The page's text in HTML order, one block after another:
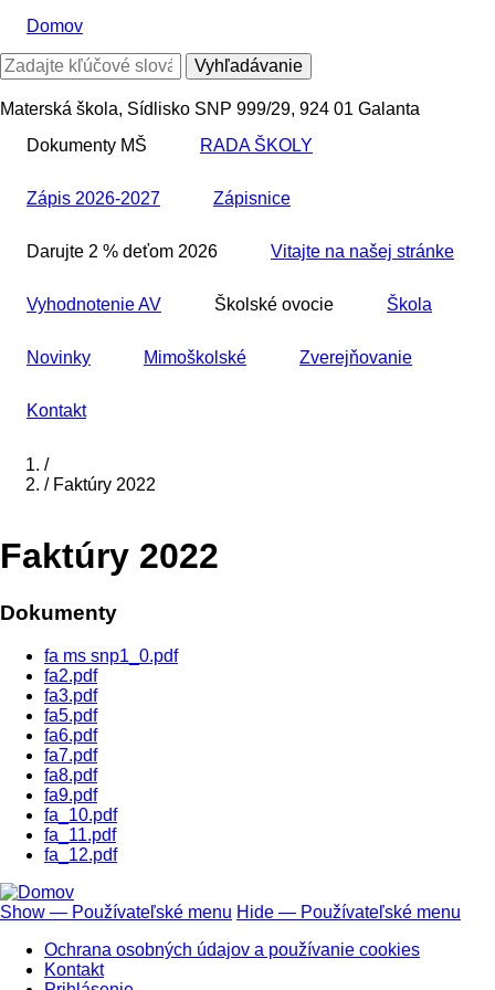
hlavný
obsah
Domov
Vyhľadávanie
Materská škola, Sídlisko SNP 999/29, 924 01 Galanta
Dokumenty MŠ
RADA ŠKOLY
Zápis 2026-2027 Zápisnice
Darujte 2 % deťom 2026 Vitajte na našej stránke
Vyhodnotenie AV Školské ovocie Škola
Novinky Mimoškolské Zverejňovanie
Kontakt
Breadcrumb
/Domov
/ Faktúry 2022
Faktúry 2022
Dokumenty
fa ms snp1_0.pdf
fa2.pdf
fa3.pdf
fa5.pdf
fa6.pdf
fa7.pdf
fa8.pdf
fa9.pdf
fa_10.pdf
fa_11.pdf
fa_12.pdf
Používateľské
menu
Show — Používateľské menu Hide — Používateľské menu
Ochrana osobných údajov a používanie cookies
Kontakt